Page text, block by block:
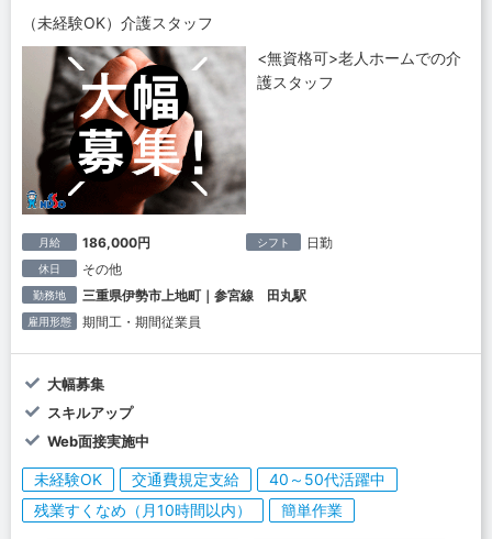
（未経験OK）介護スタッフ
<無資格可>老人ホームでの介
護スタッフ
月給 186,000円 シフト 日勤
休日 その他
勤務地 三重県伊勢市上地町｜参宮線 田丸駅
雇用形態 期間工・期間従業員
大幅募集
スキルアップ
Web面接実施中
未経験OK 交通費規定支給
40～50代活躍中
残業すくなめ（月10時間以内）
簡単作業